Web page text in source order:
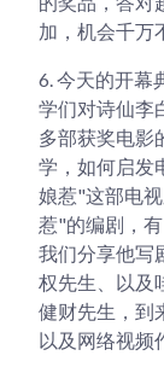
加，机会千万
6. 今天的开幕
学们对诗仙李
多部获奖电影
学，如何启发
娘惹"这部电
惹"的编剧，
我们分享他写
权先生、以及
健财先生，到
以及网络视频